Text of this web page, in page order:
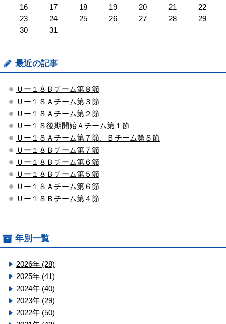
16
17 18 19 20 21
22
23
24 25 26 27 28
29
30
31
最近の記事
Ｕー１８Ｂチーム第８節
Ｕー１８Ａチーム第３節
Ｕー１８Ａチーム第２節
Ｕー１８後期開始Ａチーム第１節
Ｕー１８Ａチーム第７節、Ｂチーム第８節
Ｕー１８Ｂチーム第７節
Ｕー１８Ｂチーム第６節
Ｕー１８Ｂチーム第５節
Ｕー１８Ａチーム第６節
Ｕー１８Ｂチーム第４節
年別一覧
2026年 (28)
2025年 (41)
2024年 (40)
2023年 (29)
2022年 (50)